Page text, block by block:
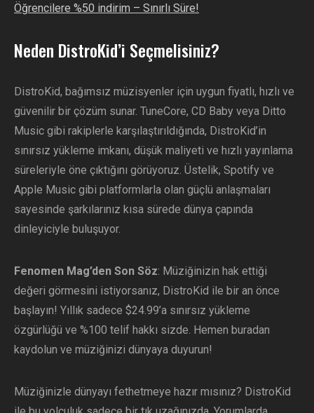
Öğrencilere %50 indirim – Sınırlı Süre!
Neden DistroKid’i Seçmelisiniz?
DistroKid, bağımsız müzisyenler için uygun fiyatlı, hızlı ve
güvenilir bir çözüm sunar. TuneCore, CD Baby veya Ditto
Music gibi rakiplerle karşılaştırıldığında, DistroKid’in
sınırsız yükleme imkanı, düşük maliyeti ve hızlı yayınlama
süreleriyle öne çıktığını görüyoruz. Üstelik, Spotify ve
Apple Music gibi platformlarla olan güçlü anlaşmaları
sayesinde şarkılarınız kısa sürede dünya çapında
dinleyiciyle buluşuyor.
Fenomen Mag’den Son Söz: Müziğinizin hak ettiği
değeri görmesini istiyorsanız, DistroKid ile bir an önce
başlayın! Yıllık sadece $24.99’a sınırsız yükleme
özgürlüğü ve %100 telif hakkı sizde. Hemen buradan
kaydolun ve müziğinizi dünyaya duyurun!
Müziğinizle dünyayı fethetmeye hazır mısınız? DistroKid